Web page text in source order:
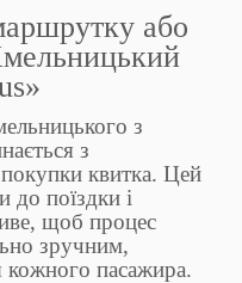
або
з
з
квитка. Цей
до поїздки і
щоб процес
зручним,
пасажира.